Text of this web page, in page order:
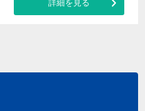
詳細を見る